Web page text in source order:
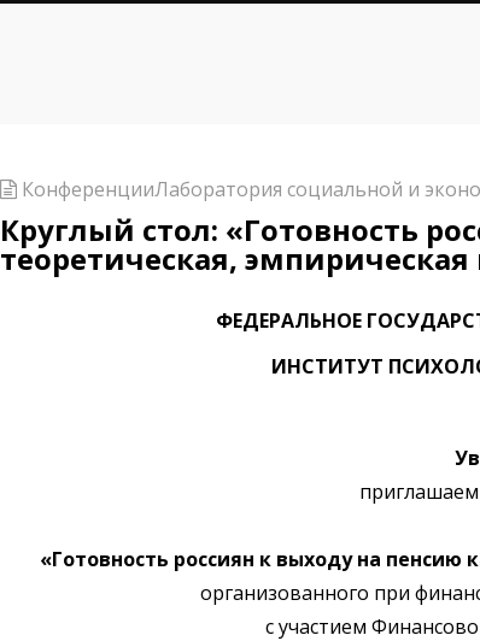
КонференцииЛаборатория социальной и
Круглый стол: «Готовность
теоретическая,
ФЕДЕРАЛЬНОЕ
ИНСТИТУТ
приглашаем
«Готовность россиян к выходу на
организованного при
с участием